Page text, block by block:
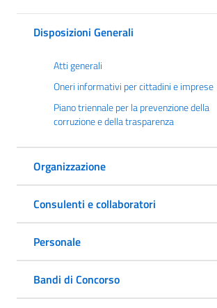
Disposizioni Generali
Atti generali
Oneri informativi per cittadini e imprese
Piano triennale per la prevenzione della
corruzione e della trasparenza
Organizzazione
Consulenti e collaboratori
Personale
Bandi di Concorso